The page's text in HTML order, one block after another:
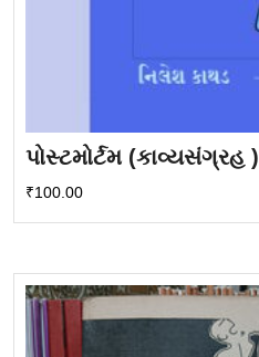
પોસ્ટમોર્ટમ (કાવ્યસંગ્રહ )
₹100.00